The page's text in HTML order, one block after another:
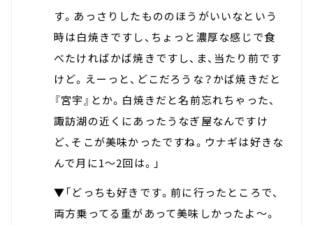
す。あっさりしたもののほうがいいなという
時は白焼きですし、ちょっと濃厚な感じで食
べたければかば焼きですし、ま、当たり前です
けど。えーっと、どこだろうな？かば焼きだと
『宮宇』とか。白焼きだと名前忘れちゃった、
諏訪湖の近くにあったうなぎ屋なんですけ
ど、そこが美味かったですね。ウナギは好きな
んで月に1～2回は。」
▼「どっちも好きです。前に行ったところで、
両方乗ってる重があって美味しかったよ～。